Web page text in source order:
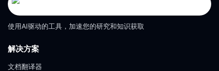
使用AI驱动的工具，加速您的研究和知识获取
解决方案
文档翻译器